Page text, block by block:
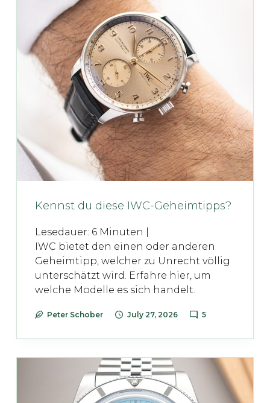
Kennst du diese IWC-Geheimtipps?
Lesedauer: 6 Minuten |
IWC bietet den einen oder anderen
Geheimtipp, welcher zu Unrecht völlig
unterschätzt wird. Erfahre hier, um
welche Modelle es sich handelt.
Peter Schober July 27, 2026 5